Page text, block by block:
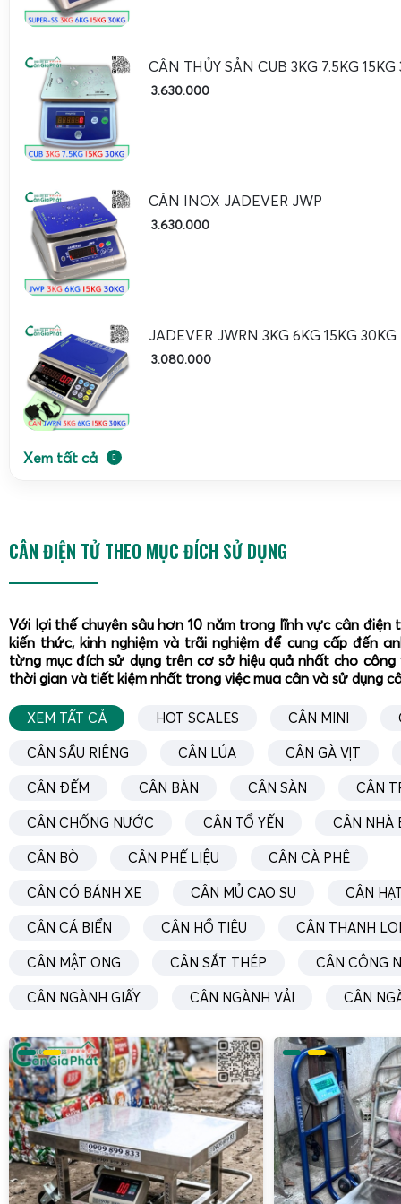
thống quản lý tổng thể.
cân phế liệu,...
Cân sàn XK3190-T7E được ứng dụng rộng rãi trong nông
nhờ khả năng đáp ứng nhiều mức tải trọng khác nhau, từ
và đa dạng nông sản, giúp chuẩn hóa quy trình giao
bạch và hạn chế thất thoát. Ở các nhà máy cơ khí, xây
dụng cao, chịu lực và chống quá tải tốt. Việc lựa chọn
tối ưu chi phí đầu tư mà còn nâng cao độ bền, độ chính
hành lâu dài.
Cân sàn điện tử XK3190-T7E cân mít Miền Tây,
nông sản
Tại khu vực Đồng bằng sông Cửu Long, nhu cầucân mít
xoài, thanh long, dứa, chuối, cũng nhưcân lúa Miền Tây,
bắp, đậu… ngày càng tăng cùng với sự phát triển của các
ứng tốt các yêu cầu này nhờ:
Mặt sàn rộng, dễ đặt pallet, thùng nhựa, bao tải
cây.
Độ chia nhỏ, cho phép cân chính xác từng kg, hạn
nhận hàng.
Khả năng chịu ẩmtốt, phù hợp môi trường gần sông
Trừ bì nhanh, thuận tiện khi cân cả xe đẩy, pallet,
CÂN THỦY SẢN CUB 3KG 7.5KG 15KG
3.630.000
CÂN INOX JADEVER JWP
3.630.000
JADEVER JWRN 3KG 6KG 15KG 30KG
3.080.000
Xem tất cả
CÂN ĐIỆN TỬ THEO MỤC ĐÍCH SỬ DỤNG
Với lợi thế chuyên sâu hơn 10 năm trong lĩnh vực cân điện
kiến thức, kinh nghiệm và trãi nghiệm để cung cấp đến
từng mục đích sử dụng trên cơ sở hiệu quả nhất cho
thời gian và tiết kiệm nhất trong việc mua cân và sử dụng
XEM TẤT CẢ HOT SCALES CÂN MINI
CÂN SẦU RIÊNG CÂN LÚA CÂN GÀ VỊT
CÂN ĐẾM CÂN BÀN CÂN SÀN CÂN
CÂN CHỐNG NƯỚC CÂN TỔ YẾN CÂN NHÀ
CÂN BÒ CÂN PHẾ LIỆU CÂN CÀ PHÊ
CÂN CÓ BÁNH XE CÂN MỦ CAO SU CÂN
CÂN CÁ BIỂN CÂN HỒ TIÊU CÂN THANH
CÂN MẬT ONG CÂN SẮT THÉP CÂN CÔNG
CÂN NGÀNH GIẤY CÂN NGÀNH VẢI CÂN